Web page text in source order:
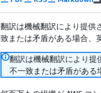
翻訳は機械翻訳により提供
致または矛盾がある場合、
翻訳は機械翻訳により提
不一致または矛盾がある